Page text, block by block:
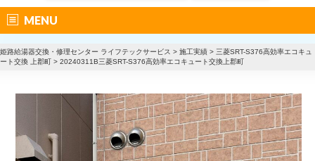
MENU
姫路給湯器交換・修理センター ライフテックサービス > 施工実績 > 三菱SRT-S376高効率エコキュ
ート交換 上郡町 > 20240311B三菱SRT-S376高効率エコキュート交換上郡町